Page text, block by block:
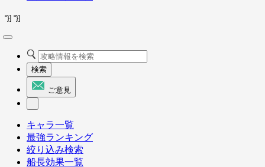
"}] "}]
検索
ご意見
キャラ一覧
最強ランキング
絞り込み検索
船長効果一覧